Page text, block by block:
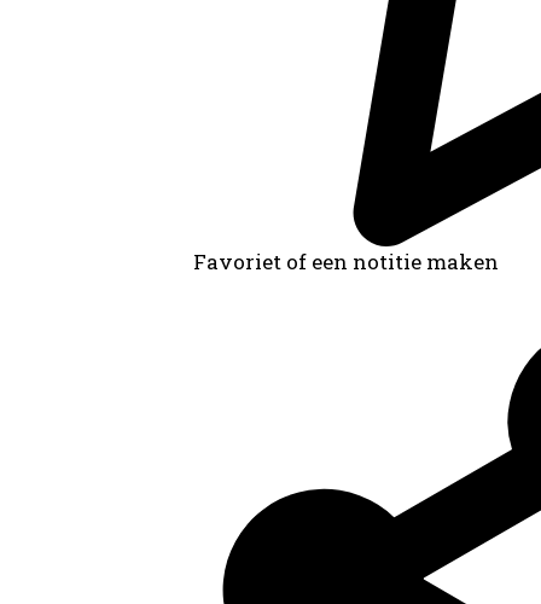
Favoriet of een notitie maken